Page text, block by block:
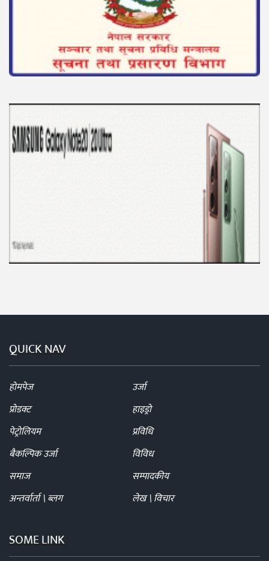
QUICK NAV
होमपेज
उर्जा
प्रोडक्ट
हाइड्रो
पेट्रोलियम
प्रविधि
बैकल्पिक उर्जा
विविध
समाज
सम्पादकीय
अन्तर्वार्ता \ ब्लग
लेख \ विचार
SOME LINK